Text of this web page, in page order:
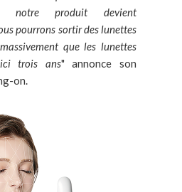
notre produit devient
pourrons sortir des lunettes
que les lunettes
trois ans" annonce son
on.